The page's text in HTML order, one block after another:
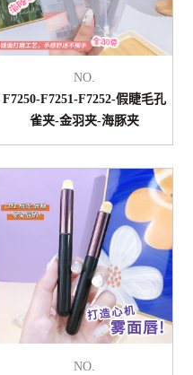
NO.
F7250-F7251-F7252-假睫毛孔
雀夹-金羽夹-海豚夹
NO.